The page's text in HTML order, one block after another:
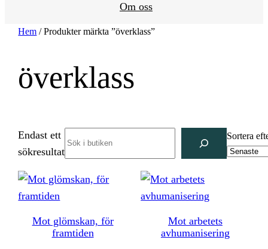
Om oss
Hem / Produkter märkta ”överklass”
överklass
Endast ett
sökresultat
Sortera
Mot glömskan, för
framtiden
Mot arbetets
avhumanisering